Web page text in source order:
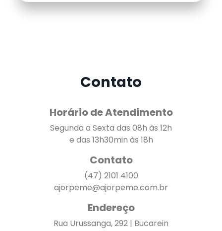
Contato
Horário de Atendimento
Segunda a Sexta das 08h às 12h
e das 13h30min às 18h
Contato
(47) 2101 4100
ajorpeme@ajorpeme.com.br
Endereço
Rua Urussanga, 292 | Bucarein